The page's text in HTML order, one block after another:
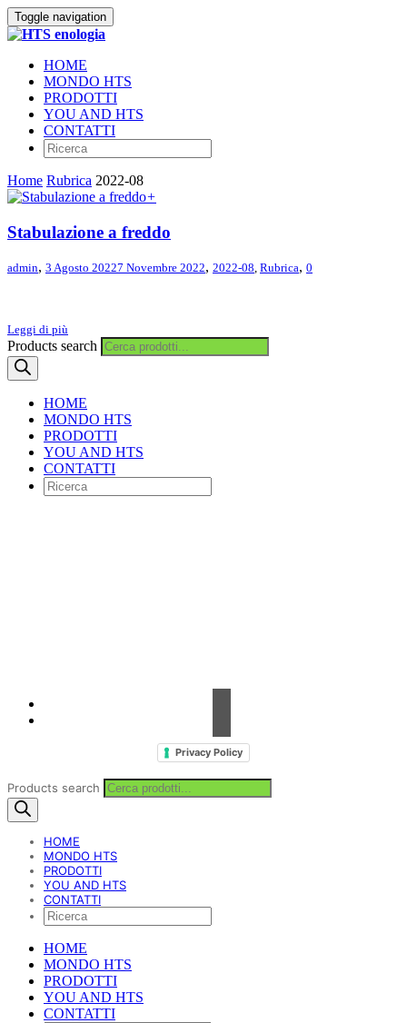
Toggle navigation
HOME
MONDO HTS
PRODOTTI
YOU AND HTS
CONTATTI
Home Rubrica 2022-08
+
Stabulazione a freddo
admin, 3 Agosto 20227 Novembre 2022, 2022-08, Rubrica, 0
Leggi di più
Products search
HOME
MONDO HTS
PRODOTTI
YOU AND HTS
CONTATTI
Privacy Policy
Products search
HOME
MONDO HTS
PRODOTTI
YOU AND HTS
CONTATTI
HOME
MONDO HTS
PRODOTTI
YOU AND HTS
CONTATTI